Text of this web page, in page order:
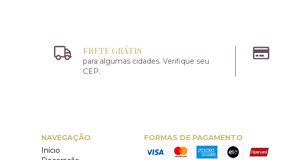
FRETE GRÁTIS
para algumas cidades. Verifique seu
CEP.
NAVEGAÇÃO
Início
FORMAS DE PAGAMENTO